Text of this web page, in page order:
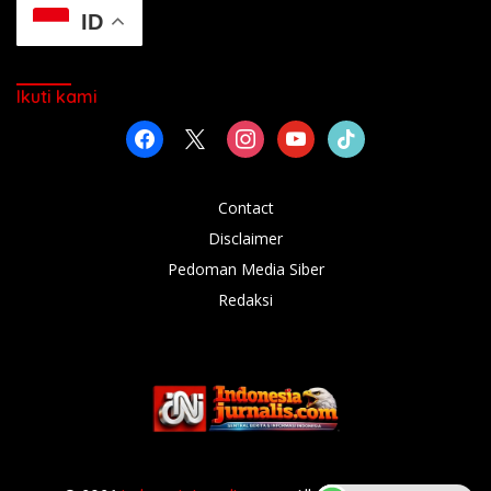
ID
Ikuti kami
facebook instagramyoutubetiktok
Contact
Disclaimer
Pedoman Media Siber
Redaksi